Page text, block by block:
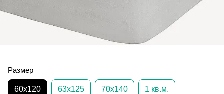
Размер
60х120 63х125 70х140 1 кв.м.